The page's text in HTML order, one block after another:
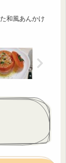
和風あんかけ